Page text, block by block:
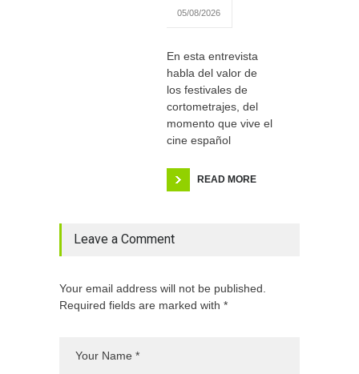
05/08/2026
En esta entrevista
habla del valor de
los festivales de
cortometrajes, del
momento que vive el
cine español
READ MORE
Leave a Comment
Your email address will not be published.
Required fields are marked with *